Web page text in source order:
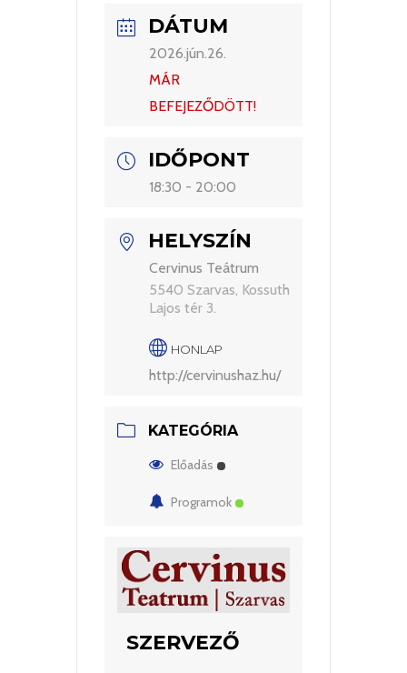
DÁTUM
2026.jún.26.
MÁR
BEFEJEZŐDÖTT!
IDŐPONT
18:30 - 20:00
HELYSZÍN
Cervinus Teátrum
5540 Szarvas, Kossuth
Lajos tér 3.
HONLAP
http://cervinushaz.hu/
KATEGÓRIA
Előadás
Programok
SZERVEZŐ